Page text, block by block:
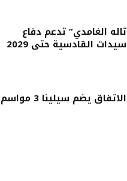
تاله الغامدي” تدعم دفاع
سيدات القادسية حتى 2029
الاتفاق يضم سيلينا 3 مواسم